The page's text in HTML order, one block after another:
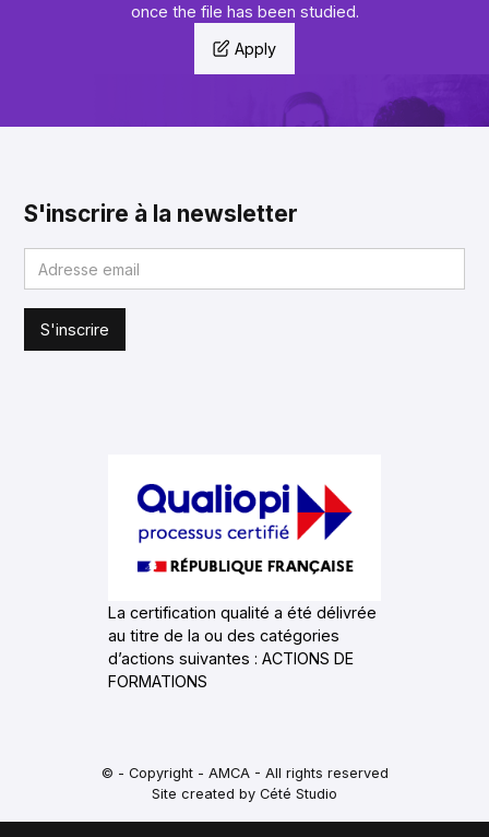
once the file has been studied.
Apply
S'inscrire à la newsletter
La certification qualité a été délivrée
au titre de la ou des catégories
d’actions suivantes : ACTIONS DE
FORMATIONS
© - Copyright - AMCA - All rights reserved
Site created by Cété Studio